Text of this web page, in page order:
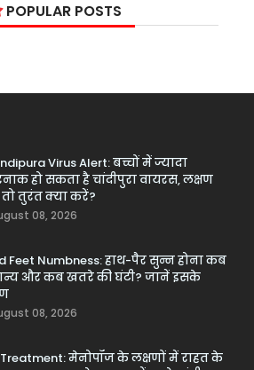
POPULAR POSTS
Virus Alert: बच्चों में ज्यादा
हो सकता है चांदीपुरा वायरस, लक्षण
तुरंत क्या करें?
08, 2026
Feet Numbness: हाथ-पैर सुन्न होना कब
और कब खतरे की घंटी? जानें इसके
08, 2026
Treatment: मेनोपॉज के लक्षणों में राहत के